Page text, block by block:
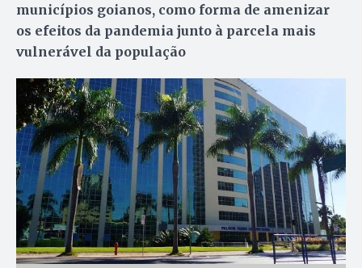
municípios goianos, como forma de amenizar
os efeitos da pandemia junto à parcela mais
vulnerável da população